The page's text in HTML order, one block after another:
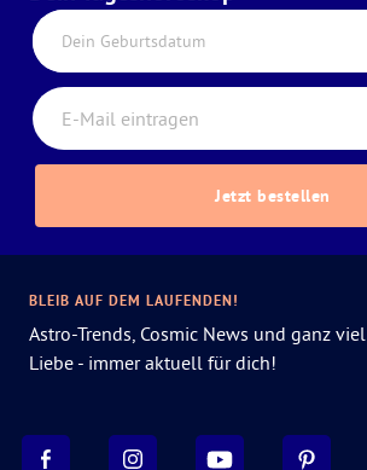
Dein Geburtsdatum
Jetzt bestellen
BLEIB AUF DEM LAUFENDEN!
Astro-Trends, Cosmic News und ganz viel
Liebe - immer aktuell für dich!